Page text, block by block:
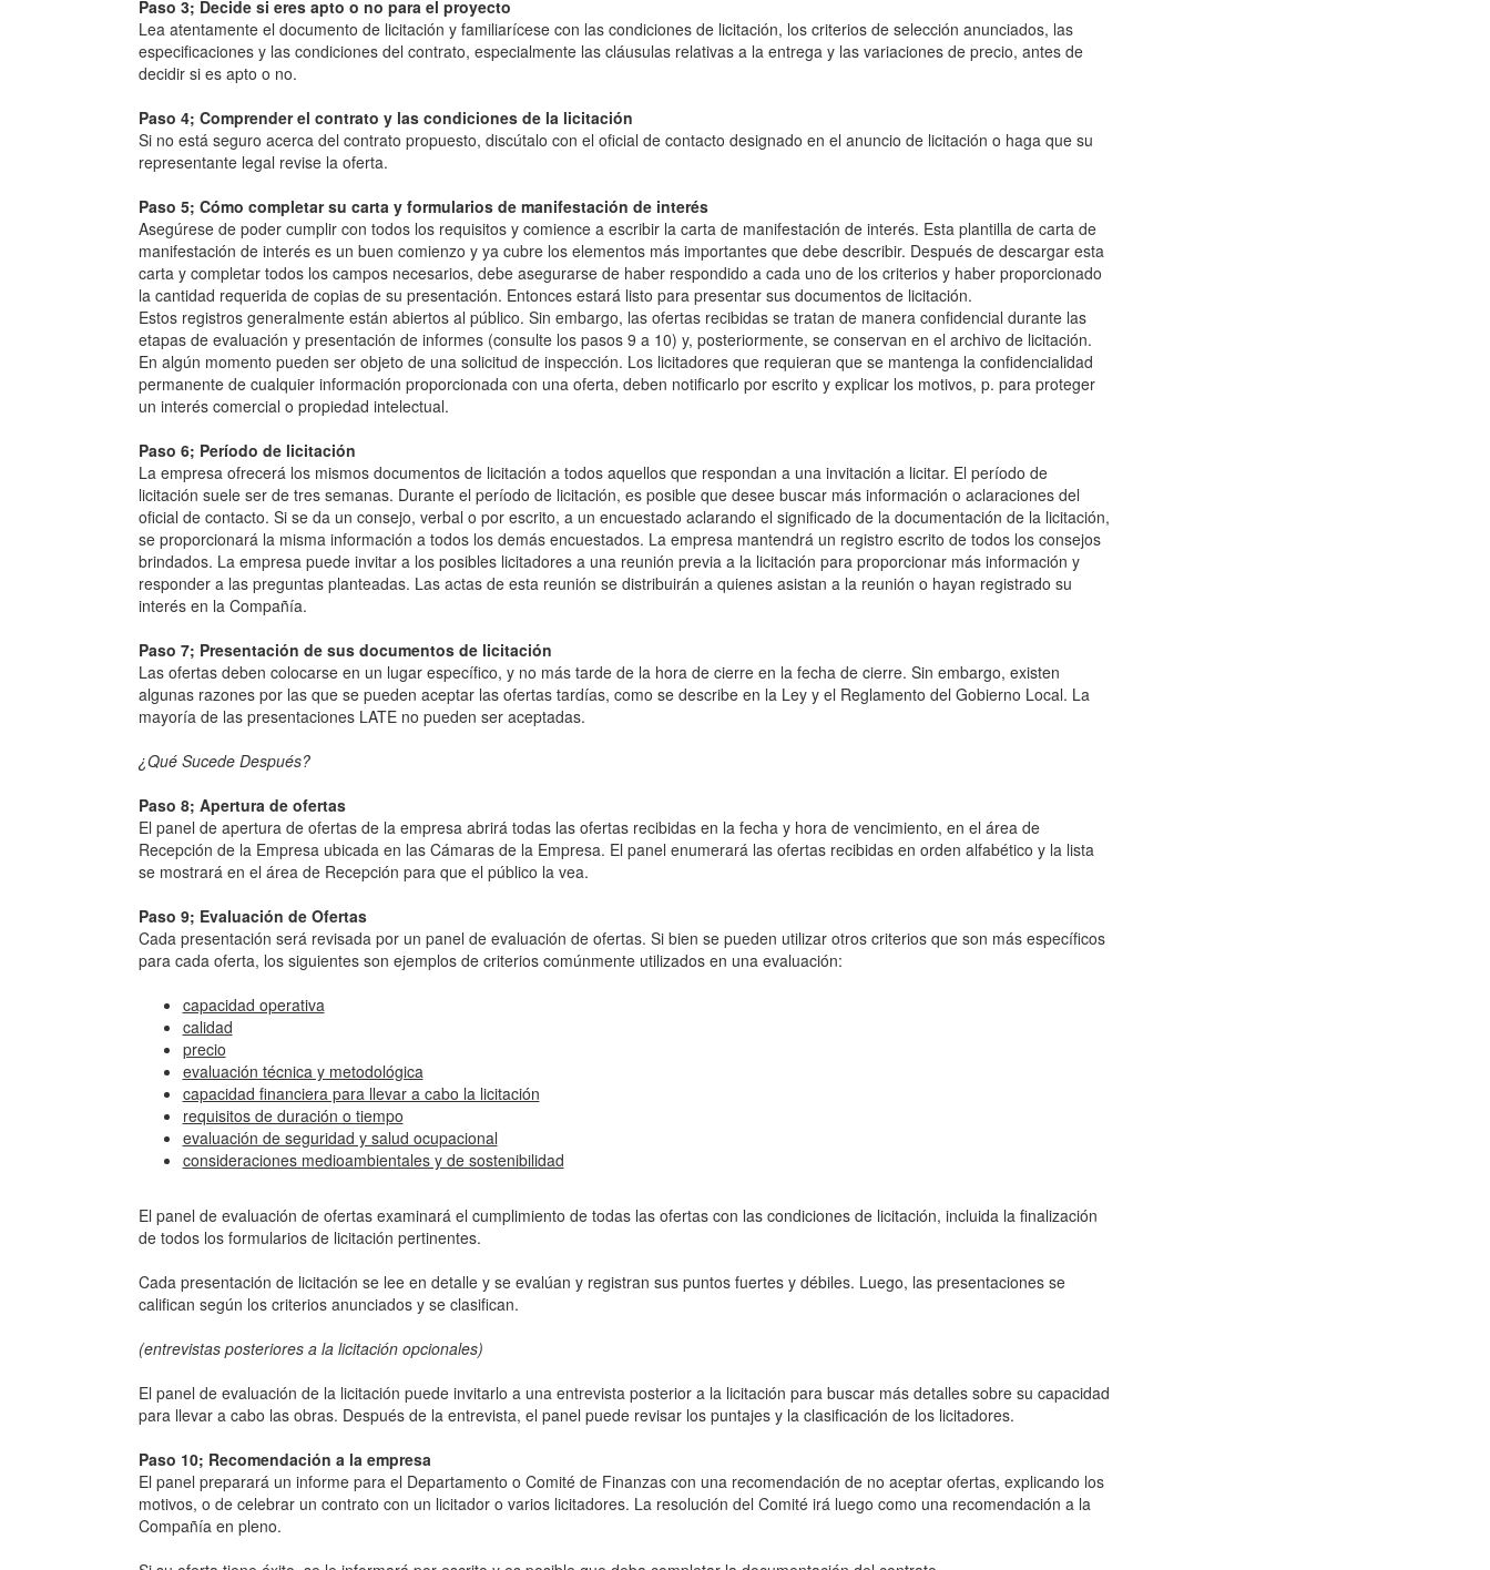
Paso 3; Decide si eres apto o no para el proyecto
Lea atentamente el documento de licitación y familiarícese con las condiciones de licitación, los criterios de selección anunciados, las
especificaciones y las condiciones del contrato, especialmente las cláusulas relativas a la entrega y las variaciones de precio, antes de
decidir si es apto o no.
Paso 4; Comprender el contrato y las condiciones de la licitación
Si no está seguro acerca del contrato propuesto, discútalo con el oficial de contacto designado en el anuncio de licitación o haga que su
representante legal revise la oferta.
Paso 5; Cómo completar su carta y formularios de manifestación de interés
Asegúrese de poder cumplir con todos los requisitos y comience a escribir la carta de manifestación de interés. Esta plantilla de carta de
manifestación de interés es un buen comienzo y ya cubre los elementos más importantes que debe describir. Después de descargar esta
carta y completar todos los campos necesarios, debe asegurarse de haber respondido a cada uno de los criterios y haber proporcionado
la cantidad requerida de copias de su presentación. Entonces estará listo para presentar sus documentos de licitación.
Estos registros generalmente están abiertos al público. Sin embargo, las ofertas recibidas se tratan de manera confidencial durante las
etapas de evaluación y presentación de informes (consulte los pasos 9 a 10) y, posteriormente, se conservan en el archivo de licitación.
En algún momento pueden ser objeto de una solicitud de inspección. Los licitadores que requieran que se mantenga la confidencialidad
permanente de cualquier información proporcionada con una oferta, deben notificarlo por escrito y explicar los motivos, p. para proteger
un interés comercial o propiedad intelectual.
Paso 6; Período de licitación
La empresa ofrecerá los mismos documentos de licitación a todos aquellos que respondan a una invitación a licitar. El período de
licitación suele ser de tres semanas. Durante el período de licitación, es posible que desee buscar más información o aclaraciones del
oficial de contacto. Si se da un consejo, verbal o por escrito, a un encuestado aclarando el significado de la documentación de la licitación,
se proporcionará la misma información a todos los demás encuestados. La empresa mantendrá un registro escrito de todos los consejos
brindados. La empresa puede invitar a los posibles licitadores a una reunión previa a la licitación para proporcionar más información y
responder a las preguntas planteadas. Las actas de esta reunión se distribuirán a quienes asistan a la reunión o hayan registrado su
interés en la Compañía.
Paso 7; Presentación de sus documentos de licitación
Las ofertas deben colocarse en un lugar específico, y no más tarde de la hora de cierre en la fecha de cierre. Sin embargo, existen
algunas razones por las que se pueden aceptar las ofertas tardías, como se describe en la Ley y el Reglamento del Gobierno Local. La
mayoría de las presentaciones LATE no pueden ser aceptadas.
¿Qué Sucede Después?
Paso 8; Apertura de ofertas
El panel de apertura de ofertas de la empresa abrirá todas las ofertas recibidas en la fecha y hora de vencimiento, en el área de
Recepción de la Empresa ubicada en las Cámaras de la Empresa. El panel enumerará las ofertas recibidas en orden alfabético y la lista
se mostrará en el área de Recepción para que el público la vea.
Paso 9; Evaluación de Ofertas
Cada presentación será revisada por un panel de evaluación de ofertas. Si bien se pueden utilizar otros criterios que son más específicos
para cada oferta, los siguientes son ejemplos de criterios comúnmente utilizados en una evaluación:
capacidad operativa
calidad
precio
evaluación técnica y metodológica
capacidad financiera para llevar a cabo la licitación
requisitos de duración o tiempo
evaluación de seguridad y salud ocupacional
consideraciones medioambientales y de sostenibilidad
El panel de evaluación de ofertas examinará el cumplimiento de todas las ofertas con las condiciones de licitación, incluida la finalización
de todos los formularios de licitación pertinentes.
Cada presentación de licitación se lee en detalle y se evalúan y registran sus puntos fuertes y débiles. Luego, las presentaciones se
califican según los criterios anunciados y se clasifican.
(entrevistas posteriores a la licitación opcionales)
El panel de evaluación de la licitación puede invitarlo a una entrevista posterior a la licitación para buscar más detalles sobre su capacidad
para llevar a cabo las obras. Después de la entrevista, el panel puede revisar los puntajes y la clasificación de los licitadores.
Paso 10; Recomendación a la empresa
El panel preparará un informe para el Departamento o Comité de Finanzas con una recomendación de no aceptar ofertas, explicando los
motivos, o de celebrar un contrato con un licitador o varios licitadores. La resolución del Comité irá luego como una recomendación a la
Compañía en pleno.